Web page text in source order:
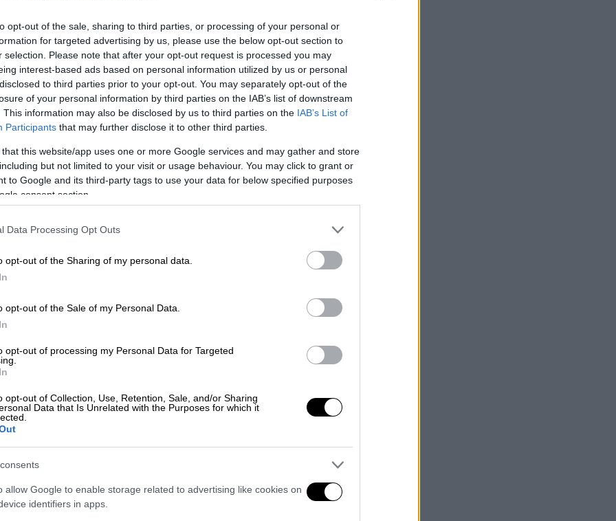
opt-out of the sale, sharing to third parties, or processing of your personal or
for targeted advertising by us, please use the below opt-out section to
selection. Please note that after your opt-out request is processed you may
interest-based ads based on personal information utilized by us or personal
to third parties prior to your opt-out. You may separately opt-out of the
of your personal information by third parties on the IAB’s list of downstream
This information may also be disclosed by us to third parties on the IAB’s List of
Participants that may further disclose it to other third parties.
that this website/app uses one or more Google services and may gather and store
but not limited to your visit or usage behaviour. You may click to grant or
to Google and its third-party tags to use your data for below specified purposes
consent section.
Data Processing Opt Outs
opt-out of the Sharing of my personal data.
opt-out of the Sale of my Personal Data.
opt-out of processing my Personal Data for Targeted
opt-out of Collection, Use, Retention, Sale, and/or Sharing
Data that Is Unrelated with the Purposes for which it
allow Google to enable storage related to advertising like cookies on
identifiers in apps.
ο
που χρησιμοποιεί φλόγιστρα, μπαλτά
επιτυχία στη χώρα, με τους πελάτες να
πόλη της
οΑμπάςθα πάρει λίγο από την
στρώματα με τη βοήθεια ενός
χαίτη με λίγο σπασμένο γυαλί.